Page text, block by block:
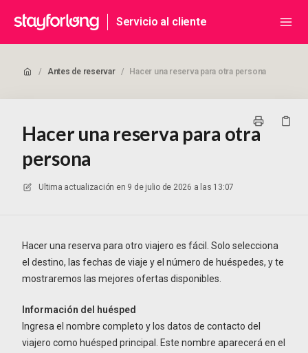
Servicio al cliente
/ Antes de reservar / Hacer una reserva para otra persona
Hacer una reserva para otra
persona
Ultima actualización en 9 de julio de 2026 a las 13:07
Hacer una reserva para otro viajero es fácil. Solo selecciona
el destino, las fechas de viaje y el número de huéspedes, y te
mostraremos las mejores ofertas disponibles.
Información del huésped
Ingresa el nombre completo y los datos de contacto del
viajero como huésped principal. Este nombre aparecerá en el